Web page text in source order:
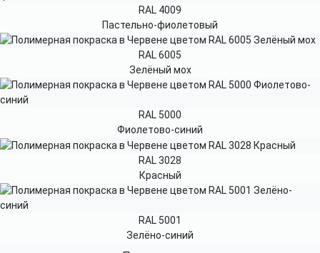
RAL 4009
Пастельно-фиолетовый
RAL 6005
Зелёный мох
RAL 5000
Фиолетово-синий
RAL 3028
Красный
RAL 5001
Зелёно-синий